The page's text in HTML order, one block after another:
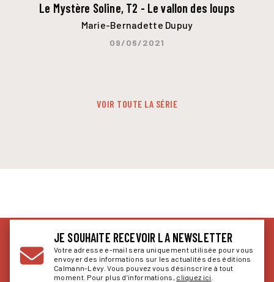
Le Mystère Soline, T2 - Le vallon des loups
Marie-Bernadette Dupuy
09/06/2021
VOIR TOUTE LA SÉRIE
JE SOUHAITE RECEVOIR LA NEWSLETTER
Votre adresse e-mail sera uniquement utilisée pour vous
envoyer des informations sur les actualités des éditions
Calmann-Lévy. Vous pouvez vous désinscrire à tout
moment. Pour plus d’informations, cliquez ici